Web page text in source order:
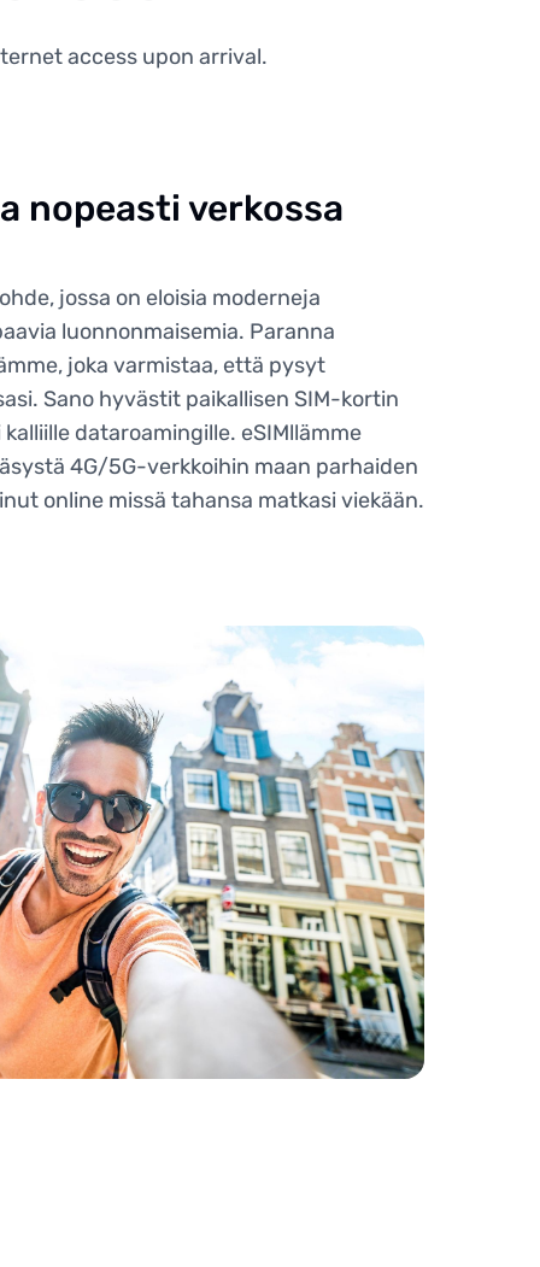
access upon arrival.
nopeasti verkossa
jossa on eloisia moderneja
luonnonmaisemia. Paranna
joka varmistaa, että pysyt
Sano hyvästit paikallisen SIM-kortin
dataroamingille. eSIMllämme
4G/5G-verkkoihin maan parhaiden
online missä tahansa matkasi viekään.